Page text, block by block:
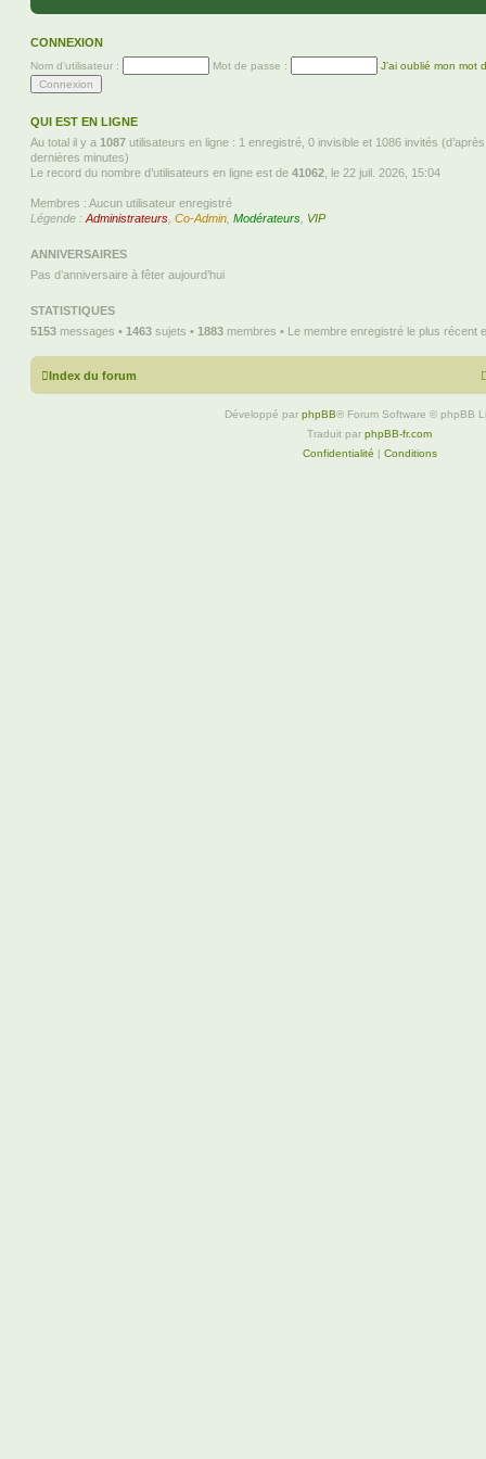
CONNEXION
Nom d’utilisateur : Mot de passe : J’ai oublié mon mot
QUI EST EN LIGNE
Au total il y a 1087 utilisateurs en ligne : 1 enregistré, 0 invisible et 1086 invités
dernières minutes)
Le record du nombre d’utilisateurs en ligne est de 41062 , le 22 juil. 2026, 15:04
Membres : Aucun utilisateur enregistré
Légende : Administrateurs Co-Admin Modérateurs VIP
ANNIVERSAIRES
Pas d’anniversaire à fêter aujourd’hui
STATISTIQUES
5153 messages • 1463 sujets • 1883 membres • Le membre enregistré le plus récent
Index du forum
Développé par phpBB® Forum Software © phpBB
Traduit par phpBB-fr.com
Confidentialité | Conditions